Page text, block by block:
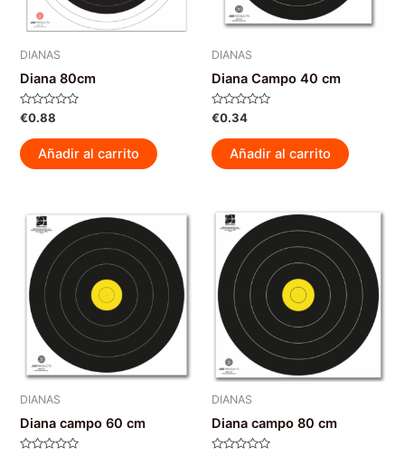
DIANAS
Diana 80cm
Valorado
con
de
5
€0.88
Añadir al carrito
DIANAS
Diana Campo 40 cm
Valorado
con
de
5
€0.34
Añadir al carrito
DIANAS
Diana campo 60 cm
DIANAS
Diana campo 80 cm